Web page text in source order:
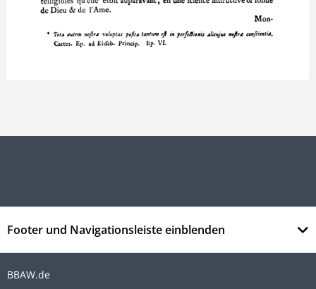
Footer und Navigationsleiste einblenden
BBAW.de